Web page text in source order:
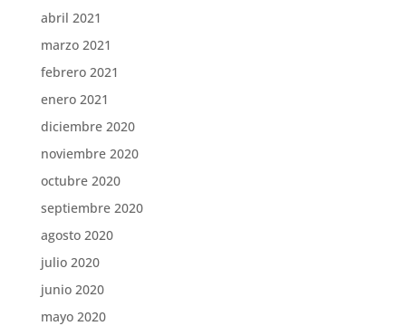
abril 2021
marzo 2021
febrero 2021
enero 2021
diciembre 2020
noviembre 2020
octubre 2020
septiembre 2020
agosto 2020
julio 2020
junio 2020
mayo 2020